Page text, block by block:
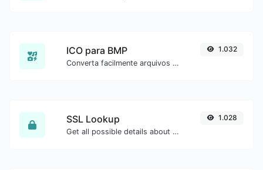
ICO para BMP
Converta facilmente arquivos de imagem ICO para BMP.
1.032
SSL Lookup
Get all possible details about an SSL certificate.
1.028